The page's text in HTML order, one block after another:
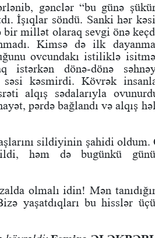
gənclər “bu günə
İşıqlar söndü. Sanki hər
bir millət olaraq sevgi önə
Kimsə də ilk
ovcundakı istiliklə
istərkən dönə-dönə
səsi kəsmirdi. Kövrək
alqış sədalarıyla
pərdə bağlandı və alqış
sildiyinin şahidi oldum.
həm də bugünkü
olmalı idin! Mən
yaşatdıqları bu hisslər